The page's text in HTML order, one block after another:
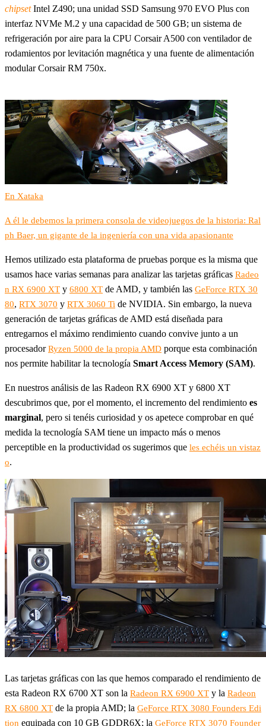
chipsetIntel Z490; una unidad SSD Samsung 970 EVO Plus con
interfaz NVMe M.2 y una capacidad de 500 GB; un sistema de
refrigeración por aire para la CPU Corsair A500 con ventilador de
rodamientos por levitación magnética y una fuente de alimentación
modular Corsair RM 750x.
En Xataka
A él le debemos la primera consola de videojuegos de la historia: Ral
ph Baer, un gigante de la ingeniería con una vida apasionante
Hemos utilizado esta plataforma de pruebas porque es la misma que
usamos hace varias semanas para analizar las tarjetas gráficas Radeo
n RX 6900 XT y 6800 XT de AMD, y también las GeForce RTX 30
80, RTX 3070 y RTX 3060 Ti de NVIDIA. Sin embargo, la nueva
generación de tarjetas gráficas de AMD está diseñada para
entregarnos el máximo rendimiento cuando convive junto a un
procesadorRyzen 5000 de la propia AMD porque esta combinación
nos permite habilitar la tecnología Smart Access Memory (SAM).
En nuestros análisis de las Radeon RX 6900 XT y 6800 XT
descubrimos que, por el momento, el incremento del rendimiento es
marginal, pero si tenéis curiosidad y os apetece comprobar en qué
medida la tecnología SAM tiene un impacto más o menos
perceptible en la productividad os sugerimos que les echéis un vistaz
o.
Las tarjetas gráficas con las que hemos comparado el rendimiento de
esta Radeon RX 6700 XT son la Radeon RX 6900 XT y la Radeon
RX 6800 XT de la propia AMD; la GeForce RTX 3080 Founders Edi
tion equipada con 10 GB GDDR6X; la GeForce RTX 3070 Founder